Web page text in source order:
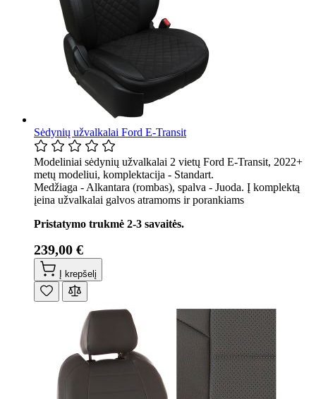
Sėdynių užvalkalai Ford E-Transit
Modeliniai sėdynių užvalkalai 2 vietų Ford E-Transit, 2022+
metų modeliui, komplektacija - Standart.
Medžiaga - Alkantara (rombas), spalva - Juoda. Į komplektą
įeina užvalkalai galvos atramoms ir porankiams
Pristatymo trukmė 2-3 savaitės.
239,00 €
Į krepšelį